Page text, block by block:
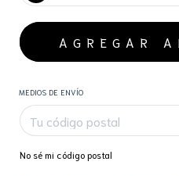
MEDIOS DE ENVÍO
No sé mi código postal